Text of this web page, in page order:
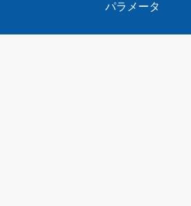
パラメータ